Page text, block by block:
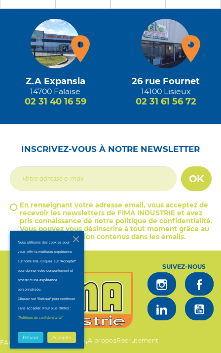
Z.A Expansia
14700 Falaise
02 31 40 16 59
26 rue Fournet
14100 Lisieux
02 31 61 56 72
INSCRIVEZ-VOUS À NOTRE NEWSLETTER
OK
En renseignant votre adresse email, vous acceptez de
recevoir les newsletters de FIMA INDUSTRIE et avez
pris connaissance de notre politique de confidentialité.
Vous pouvez vous désinscrire à tout moment grâce au
lien de désinscription contenus dans les emails.
SUIVEZ-NOUS
FAQ Mentions légales•CGV•A proposRecrutement
Nous utilisons des cookies pour
vous offrir la meilleure expérience
sur notre site. Cliquez sur "Accepter"
pour donner votre consentement et
profiter d’une expérience
personnalisée.
Cliquez sur "Refuser" pour continuer
sans accepter. Pour plus d'infos :
"Politique de confidentialité".
Accepter
Refuser